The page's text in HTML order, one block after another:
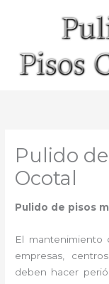
Pulido
Ocotal
Pulido de pisos
El mantenimiento
empresas,
deben hacer